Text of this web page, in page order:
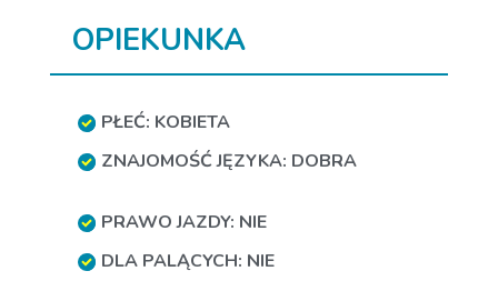
OPIEKUNKA
PŁEĆ: KOBIETA
ZNAJOMOŚĆ JĘZYKA: DOBRA
PRAWO JAZDY: NIE
DLA PALĄCYCH: NIE